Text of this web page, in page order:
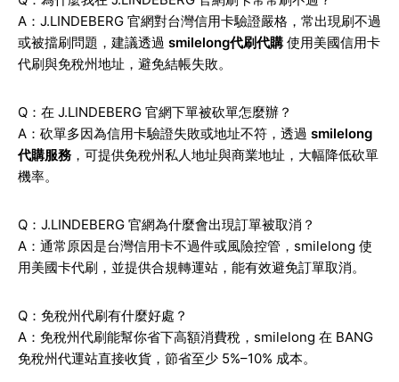
A：J.LINDEBERG 官網對台灣信用卡驗證嚴格，常出現刷不過
或被擋刷問題，建議透過 smilelong代刷代購 使用美國信用卡
代刷與免稅州地址，避免結帳失敗。
Q：在 J.LINDEBERG 官網下單被砍單怎麼辦？
A：砍單多因為信用卡驗證失敗或地址不符，透過 smilelong
代購服務 ，可提供免稅州私人地址與商業地址，大幅降低砍單
機率。
Q：J.LINDEBERG 官網為什麼會出現訂單被取消？
A：通常原因是台灣信用卡不過件或風險控管，smilelong 使
用美國卡代刷，並提供合規轉運站，能有效避免訂單取消。
Q：免稅州代刷有什麼好處？
A：免稅州代刷能幫你省下高額消費稅，smilelong 在 BANG
免稅州代運站直接收貨，節省至少 5%–10% 成本。